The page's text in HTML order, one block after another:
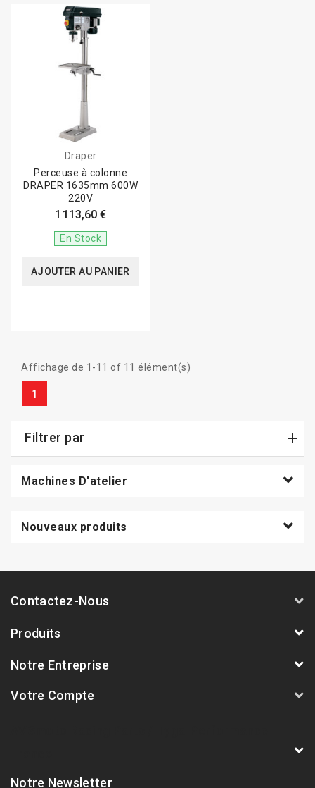
Draper
Perceuse à colonne
DRAPER 1635mm 600W
220V
1 113,60 €
En Stock
AJOUTER AU PANIER
Affichage de 1-11 of 11 élément(s)
1
Filtrer par
Machines D'atelier
Nouveaux produits
Contactez-Nous
Produits
Notre Entreprise
Votre Compte
Notre Newsletter